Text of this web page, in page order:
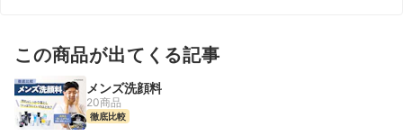
この商品が出てくる記事
メンズ洗顔料
20商品
徹底比較